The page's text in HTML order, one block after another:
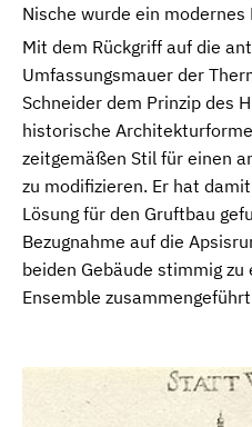
Nische wurde ein
Mit dem Rückgriff auf die
Umfassungsmauer der
Schneider dem Prinzip des
historische
zeitgemäßen Stil für einen
zu modifizieren. Er hat
Lösung für den Gruftbau
Bezugnahme auf die
beiden Gebäude stimmig
Ensemble